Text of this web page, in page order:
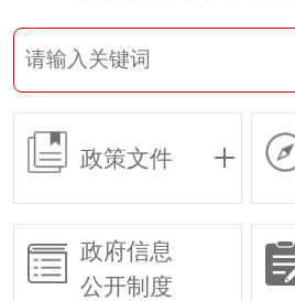
政策文件
政府信息
公开制度